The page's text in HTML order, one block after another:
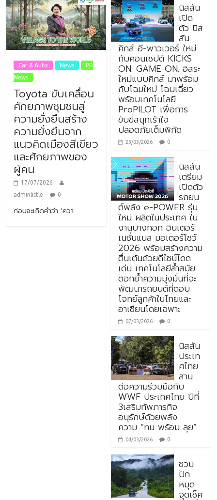
Car & Auto News
PR
News
Toyota ขับเคลื่อน
ศักยภาพชุมชนสู่
ความยั่งยืนสร้าง
ความยั่งยืนจาก
แนวคิดเมืองสีเขียว
และศักยภาพของ
ผู้คน
17/07/2026
adminlittle
0
ก่อนจะเกิดคำว่า ‘ควา
นิสสัน
เปิด
ตัว นิส
สัน
คิกส์ อี-พาวเวอร์ ใหม่
กับคอนเซปต์ KICKS
ON. GAME ON. อิสระ
ใหม่แบบคิกส์ มาพร้อม
กับโฉมใหม่ โฉบเฉี่ยว
พร้อมเทคโนโลยี
ProPILOT เพื่อการ
ขับขี่สนุกเร้าใจ
ปลอดภัยเต็มพิกัด
23/03/2026 0
นิสสัน
เตรียม
เปิดตัว
รถยน
ต์พลัง e-POWER รุ่น
ใหม่ ผลิตในประเทศ ใน
งานบางกอก อินเตอร์
เนชั่นแนล มอเตอร์โชว์
2026 พร้อมสร้างความ
ตื่นเต้นด้วยดีไซน์โดด
เด่น เทคโนโลยีล้ำสมัย
ตอกย้ำความมุ่งมั่นที่จะ
พัฒนารถยนต์ที่ตอบ
โจทย์ลูกค้าในไทยและ
อาเซียนโดยเฉพาะ
07/03/2026 0
นิสสัน
ประเท
ศไทย
สาน
ต่อความร่วมมือกับ
WWF ประเทศไทย ปีที่
3เสริมทัพภารกิจ
อนุรักษ์ด้วยพลัง
ความ “ทน พร้อม ลุย”
04/03/2026 0
ชวน
ปัก
หมุด
จุดเช็ค